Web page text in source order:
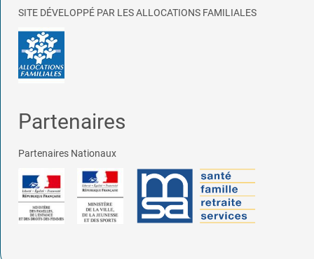
SITE DÉVELOPPÉ PAR LES ALLOCATIONS FAMILIALES
Partenaires
Partenaires Nationaux